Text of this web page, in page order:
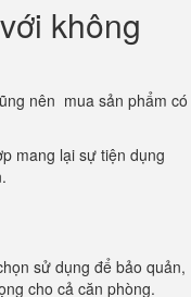
không
nên mua sản phẩm có
mang lại sự tiện dụng
sử dụng để bảo quản,
cho cả căn phòng.